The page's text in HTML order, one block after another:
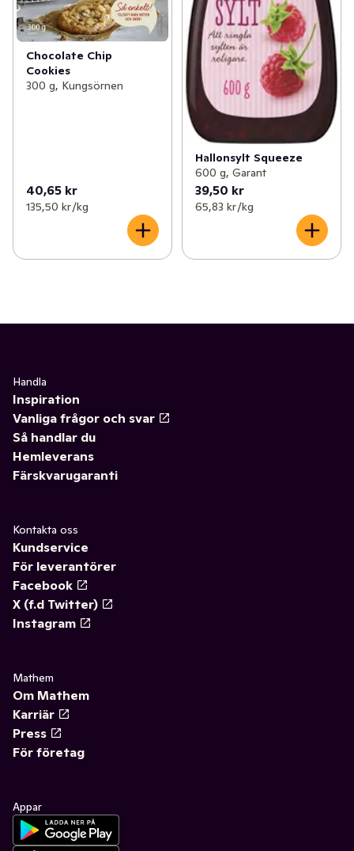
Chocolate Chip
Cookies
300 g, Kungsörnen
40,65 kr
135,50 kr /kg
Hallonsylt Squeeze
600 g, Garant
39,50 kr
65,83 kr /kg
Handla
Inspiration
Vanliga frågor och svar
Så handlar du
Hemleverans
Färskvarugaranti
Kontakta oss
Kundservice
För leverantörer
Facebook
X (f.d Twitter)
Instagram
Mathem
Om Mathem
Karriär
Press
För företag
Appar